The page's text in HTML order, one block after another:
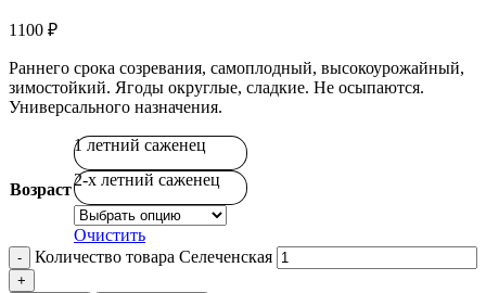
1100 ₽
Раннего срока созревания, самоплодный, высокоурожайный,
зимостойкий. Ягоды округлые, сладкие. Не осыпаются.
Универсального назначения.
Возраст
1 летний саженец
2-х летний саженец
Очистить
Количество товара Селеченская